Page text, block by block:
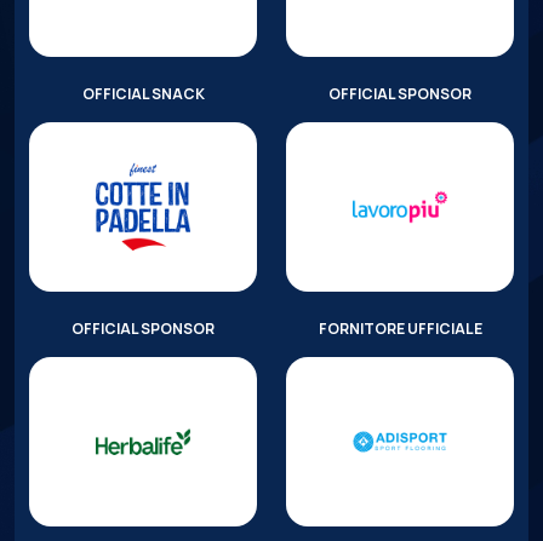
OFFICIAL SNACK OFFICIAL SPONSOR
OFFICIAL SPONSOR FORNITORE UFFICIALE